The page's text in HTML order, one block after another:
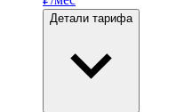
Детали тарифа